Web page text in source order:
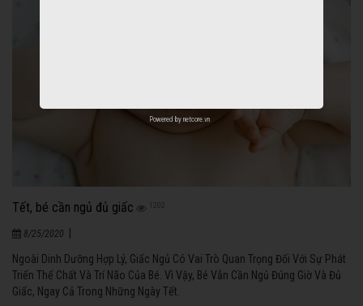
Tết, bé cần ngủ đủ giấc
8/25/2020
Ngoài Dinh Dưỡng Hợp Lý, Giấc Ngủ Có Vai Trò Quan Trọng Đối Với Sự Phát
Triển Thể Chất Và Trí Não Của Bé. Vì Vậy, Bé Vẫn Cần Ngủ Đúng Giờ Và Đủ
Giấc, Ngay Cả Trong Những Ngày Tết.
Powered by netcore.vn